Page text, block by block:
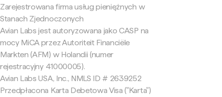
Zarejestrowana firma usług pieniężnych w
Stanach Zjednoczonych
Avian Labs jest autoryzowana jako CASP na
mocy MiCA przez Autoriteit Financiële
Markten (AFM) w Holandii (numer
rejestracyjny 41000005).
Avian Labs USA, Inc., NMLS ID # 2639252
Przedpłacona Karta Debetowa Visa ("Karta")